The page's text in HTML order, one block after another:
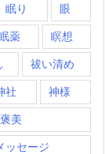
眠り 眼
薬 瞑想
祓い清め
社 神様
美
ッセージ